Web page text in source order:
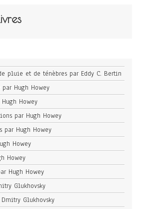
pluie et de ténèbres par Eddy C. Bertin
Hugh Howey
Howey
par Hugh Howey
par Hugh Howey
Howey
Howey
Hugh Howey
Glukhovsky
Glukhovsky